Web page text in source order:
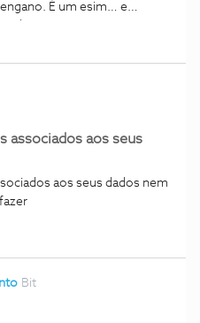
É um esim… e
diz que não existe ninguém
urgentemente de cancelar
gratuita, eu não quero
associados aos seus
aos seus dados nem
Bit